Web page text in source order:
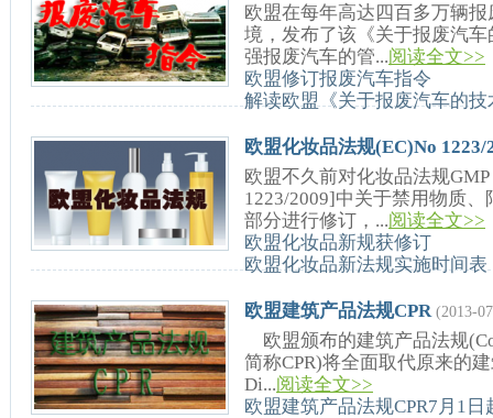
欧盟在每年高达四百多万辆
境，发布了该《关于报废汽
强报废汽车的管...阅读全文>>
欧盟修订报废汽车指令
解读欧盟《关于报废汽车的技
欧盟化妆品法规(EC)No 1223/
欧盟不久前对化妆品法规
1223/2009]中关于禁用物质
部分进行修订，...阅读全文>>
欧盟化妆品新规获修订
欧盟化妆品新法规实施时间表
欧盟建筑产品法规CPR (2013-
欧盟颁布的建筑产品法规
简称CPR)将全面取代原来的
Di...阅读全文>>
欧盟建筑产品法规CPR7月1日